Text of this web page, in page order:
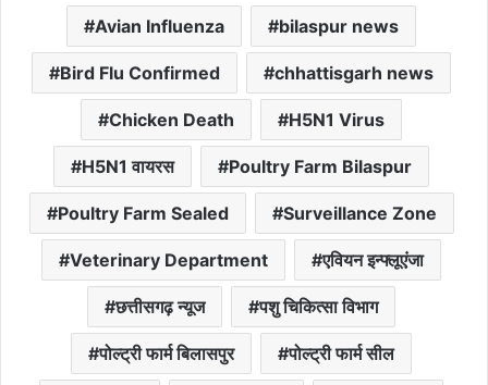
Avian Influenza bilaspur news
Bird Flu Confirmed chhattisgarh news
Chicken Death H5N1 Virus
H5N1 वायरस Poultry Farm Bilaspur
Poultry Farm Sealed Surveillance Zone
Veterinary Department एवियन इन्फ्लूएंजा
छत्तीसगढ़ न्यूज पशु चिकित्सा विभाग
पोल्ट्री फार्म बिलासपुर पोल्ट्री फार्म सील